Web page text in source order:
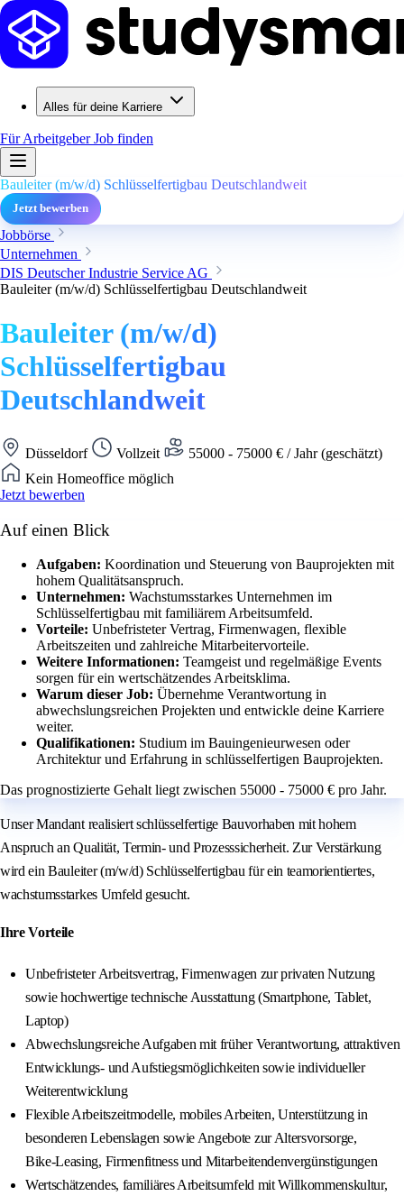
Alles für deine Karriere
Für ArbeitgeberJob finden
Bauleiter (m/w/d) Schlüsselfertigbau Deutschlandweit
Jetzt bewerben
Jobbörse
Unternehmen
DIS Deutscher Industrie Service AG
Bauleiter (m/w/d) Schlüsselfertigbau Deutschlandweit
Bauleiter (m/w/d)
Schlüsselfertigbau
Deutschlandweit
Düsseldorf Vollzeit
55000 - 75000 € / Jahr (geschätzt)
Kein Homeoffice möglich
Jetzt bewerben
Auf einen Blick
Aufgaben: Koordination und Steuerung von Bauprojekten mit
hohem Qualitätsanspruch.
Unternehmen: Wachstumsstarkes Unternehmen im
Schlüsselfertigbau mit familiärem Arbeitsumfeld.
Vorteile: Unbefristeter Vertrag, Firmenwagen, flexible
Arbeitszeiten und zahlreiche Mitarbeitervorteile.
Weitere Informationen: Teamgeist und regelmäßige Events
sorgen für ein wertschätzendes Arbeitsklima.
Warum dieser Job: Übernehme Verantwortung in
abwechslungsreichen Projekten und entwickle deine Karriere
weiter.
Qualifikationen: Studium im Bauingenieurwesen oder
Architektur und Erfahrung in schlüsselfertigen Bauprojekten.
Das prognostizierte Gehalt liegt zwischen 55000 - 75000 € pro Jahr.
Unser Mandant realisiert schlüsselfertige Bauvorhaben mit hohem
Anspruch an Qualität, Termin- und Prozesssicherheit. Zur Verstärkung
wird ein Bauleiter (m/w/d) Schlüsselfertigbau für ein teamorientiertes,
wachstumsstarkes Umfeld gesucht.
Ihre Vorteile
Unbefristeter Arbeitsvertrag, Firmenwagen zur privaten Nutzung
sowie hochwertige technische Ausstattung (Smartphone, Tablet,
Laptop)
Abwechslungsreiche Aufgaben mit früher Verantwortung, attraktiven
Entwicklungs‑ und Aufstiegsmöglichkeiten sowie individueller
Weiterentwicklung
Flexible Arbeitszeitmodelle, mobiles Arbeiten, Unterstützung in
besonderen Lebenslagen sowie Angebote zur Altersvorsorge,
Bike‑Leasing, Firmenfitness und Mitarbeitendenvergünstigungen
Wertschätzendes, familiäres Arbeitsumfeld mit Willkommenskultur,